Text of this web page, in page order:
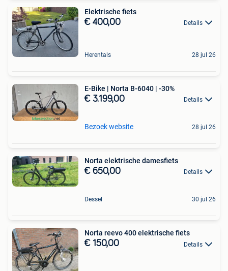
Elektrische fiets
€ 400,00 Details
Herentals 28 jul 26
E-Bike | Norta B-6040 | -30%
€ 3.199,00 Details
Bezoek website 28 jul 26
Norta elektrische damesfiets
€ 650,00 Details
Dessel 30 jul 26
Norta reevo 400 elektrische fiets
€ 150,00 Details